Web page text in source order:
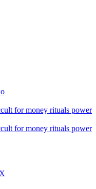
for money rituals power
for money rituals power